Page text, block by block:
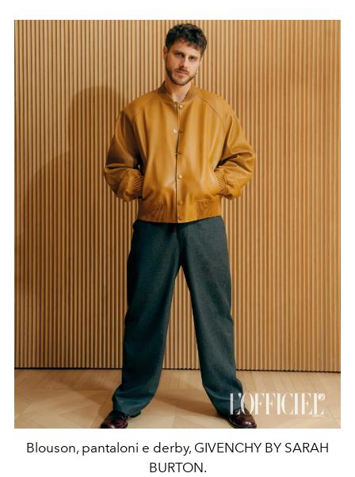
Blouson, pantaloni e derby, GIVENCHY BY SARAH
BURTON.